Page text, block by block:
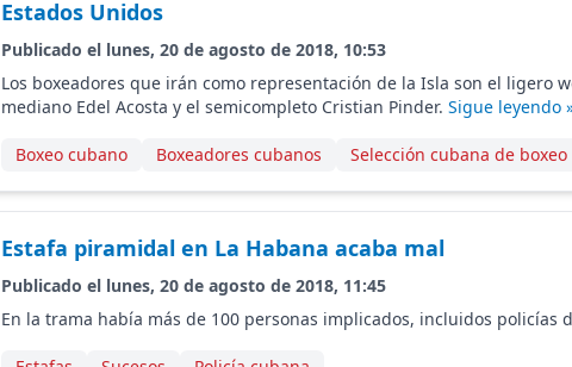
Estados Unidos
Publicado el lunes, 20 de agosto de 2018, 10:53
Los boxeadores que irán como representación de la Isla son el ligero
mediano Edel Acosta y el semicompleto Cristian Pinder. Sigue leyendo
Boxeo cubano Boxeadores cubanos Selección cubana de boxeo
Estafa piramidal en La Habana acaba mal
Publicado el lunes, 20 de agosto de 2018, 11:45
En la trama había más de 100 personas implicados, incluidos policías